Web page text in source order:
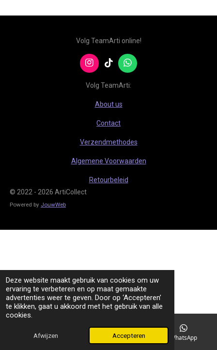
Deze website maakt gebruik van cookies om uw
ervaring te verbeteren en op maat gemaakte
advertenties weer te geven. Door op ‘Accepteren’
te klikken, gaat u akkoord met het gebruik van alle
cookies.
Afwijzen Accepteren
Volg TeamArti online!
I
n
s
T
k
o
k
W
h
a
Volg TeamArti:
About us
Contact
Verzendmethodes
Algemene Voorwaarden
Retourbeleid
© 2022 - 2026 ArtiCollect
Powered by JouwWeb
TikTok WhatsApp